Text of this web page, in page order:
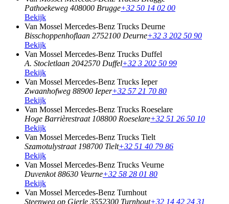
Pathoekeweg 408000 Brugge+32 50 14 02 00
Bekijk
Van Mossel Mercedes-Benz Trucks Deurne
Bisschoppenhoflaan 2752100 Deurne+32 3 202 50 90
Bekijk
Van Mossel Mercedes-Benz Trucks Duffel
A. Stocletlaan 2042570 Duffel+32 3 202 50 99
Bekijk
Van Mossel Mercedes-Benz Trucks Ieper
Zwaanhofweg 88900 Ieper+32 57 21 70 80
Bekijk
Van Mossel Mercedes-Benz Trucks Roeselare
Hoge Barrièrestraat 108800 Roeselare+32 51 26 50 10
Bekijk
Van Mossel Mercedes-Benz Trucks Tielt
Szamotulystraat 198700 Tielt+32 51 40 79 86
Bekijk
Van Mossel Mercedes-Benz Trucks Veurne
Duvenkot 88630 Veurne+32 58 28 01 80
Bekijk
Van Mossel Mercedes-Benz Turnhout
Steenweg op Gierle 3552300 Turnhout+32 14 42 24 31